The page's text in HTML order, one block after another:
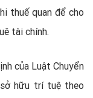
thuế quan để cho
tài chính.
của Luật Chuyển
sở hữu trí tuệ theo